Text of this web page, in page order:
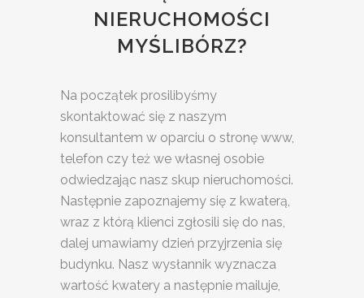
NIERUCHOMOŚCI
MYŚLIBÓRZ?
Na początek prosilibyśmy
skontaktować się z naszym
konsultantem w oparciu o stronę www,
telefon czy też we własnej osobie
odwiedzając nasz skup nieruchomości.
Następnie zapoznajemy się z kwaterą,
wraz z którą klienci zgłosili się do nas,
dalej umawiamy dzień przyjrzenia się
budynku. Nasz wysłannik wyznacza
wartość kwatery a następnie mailuje,